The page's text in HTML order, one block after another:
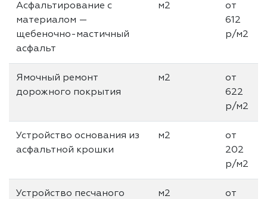
Асфальтирование с
материалом —
щебеночно-мастичный
асфальт
м2
от
612
р/м2
Ямочный ремонт
дорожного покрытия
м2
от
622
р/м2
Устройство основания из
асфальтной крошки
м2
от
202
р/м2
Устройство песчаного
м2
от